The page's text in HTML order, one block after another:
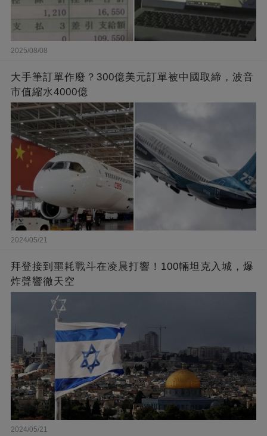
2025/08/08
大手筆訂單作廢？300億美元訂單被中國取締，波音
市值縮水4000億
2024/05/21
拜登接到噩耗戰斗在凌晨打響！100輛坦克入城，爆
炸聲響徹天空
2024/05/21